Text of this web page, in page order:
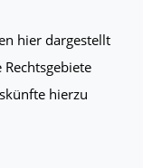
hier dargestellt
hierzu